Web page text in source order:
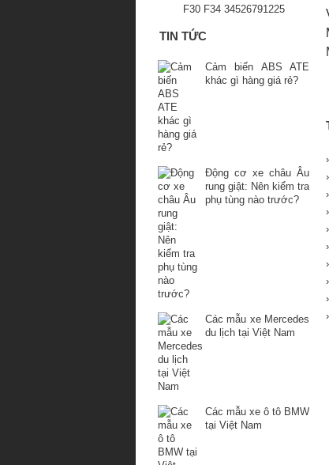
F30 F34 34526791225
TIN TỨC
Cảm biến ABS ATE
khác gì hàng giá rẻ?
Động cơ xe châu Âu
rung giật: Nên kiểm tra
phụ tùng nào trước?
Các mẫu xe Mercedes
du lịch tại Việt Nam
Các mẫu xe ô tô BMW
tại Việt Nam